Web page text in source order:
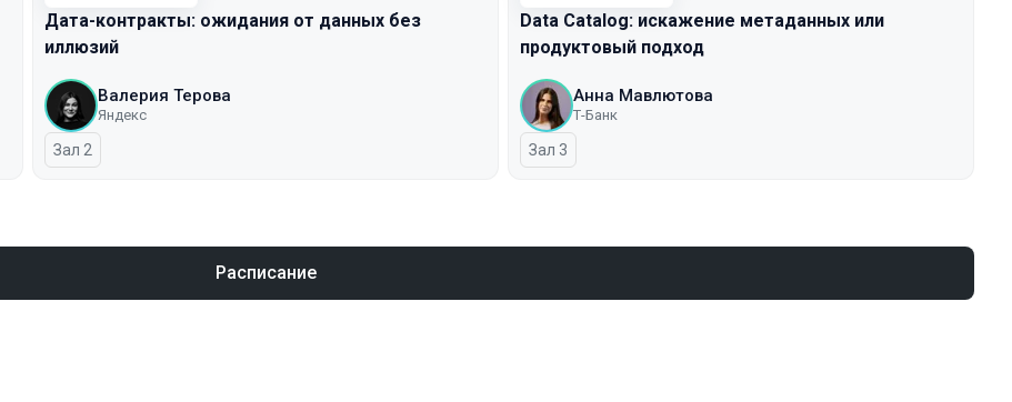
Дата-контракты: ожидания от данных без
иллюзий
Валерия Терова
Яндекс
Зал 2
Data Catalog: искажение метаданных или
продуктовый подход
Анна Мавлютова
Т-Банк
Зал 3
Расписание